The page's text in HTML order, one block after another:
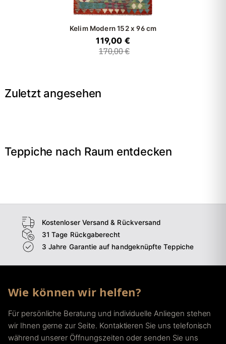
Kelim Modern 152 x 96 cm
119,00 €
170,00 €
Zuletzt angesehen
Teppiche nach Raum entdecken
Wohnzimmer
Kostenloser Versand & Rückversand
31 Tage Rückgaberecht
3 Jahre Garantie auf handgeknüpfte Teppiche
Wie können wir helfen?
Für persönliche Beratung und individuelle Anliegen stehen
wir Ihnen gerne zur Seite. Kontaktieren Sie uns telefonisch
während unserer Öffnungszeiten oder senden Sie uns